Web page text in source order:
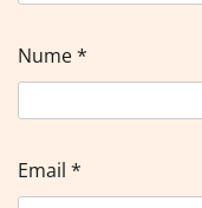
Nume*
Email *